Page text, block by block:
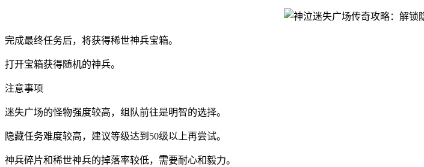
完成最终任务后，将获得稀世神兵宝箱。
打开宝箱获得随机的神兵。
注意事项
迷失广场的怪物强度较高，组队前往是明智的选择。
隐藏任务难度较高，建议等级达到50级以上再尝试。
神兵碎片和稀世神兵的掉落率较低，需要耐心和毅力。